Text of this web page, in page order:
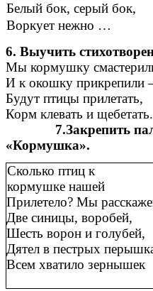
Белый бок, серый бок,
Воркует нежно
6. Выучить
Мы кормушку
И к окошку прикрепили
Будут птицы прилетать,
Корм клевать и щебетать.
7.Закрепить
«Кормушка».
Сколько птиц к
кормушке нашей
Прилетело? Мы
Две синицы, воробей,
Шесть ворон и голубей,
Дятел в пестрых
Всем хватило зернышек